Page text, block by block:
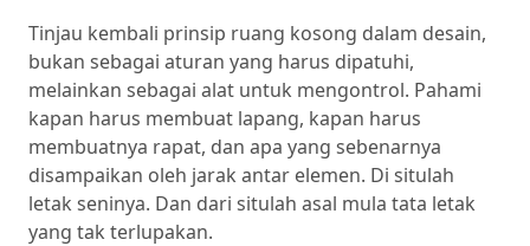
Tinjau kembali prinsip ruang kosong dalam desain,
bukan sebagai aturan yang harus dipatuhi,
melainkan sebagai alat untuk mengontrol. Pahami
kapan harus membuat lapang, kapan harus
membuatnya rapat, dan apa yang sebenarnya
disampaikan oleh jarak antar elemen. Di situlah
letak seninya. Dan dari situlah asal mula tata letak
yang tak terlupakan.